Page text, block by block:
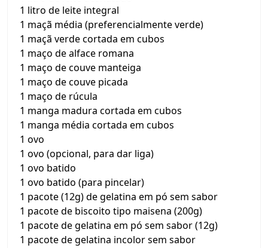
1 litro de leite integral
1 maçã média (preferencialmente verde)
1 maçã verde cortada em cubos
1 maço de alface romana
1 maço de couve manteiga
1 maço de couve picada
1 maço de rúcula
1 manga madura cortada em cubos
1 manga média cortada em cubos
1 ovo
1 ovo (opcional, para dar liga)
1 ovo batido
1 ovo batido (para pincelar)
1 pacote (12g) de gelatina em pó sem sabor
1 pacote de biscoito tipo maisena (200g)
1 pacote de gelatina em pó sem sabor (12g)
1 pacote de gelatina incolor sem sabor